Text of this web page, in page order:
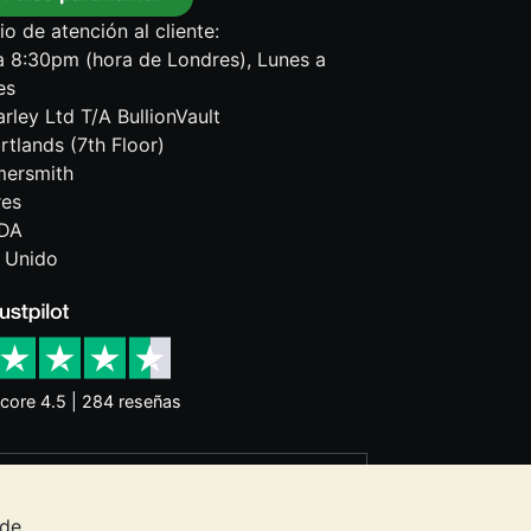
de atención al cliente:
8:30pm (hora de Londres), Lunes a
Ltd T/A BullionVault
(7th Floor)
Unido
4.5 | 284 reseñas
constituye asesoramiento en materia